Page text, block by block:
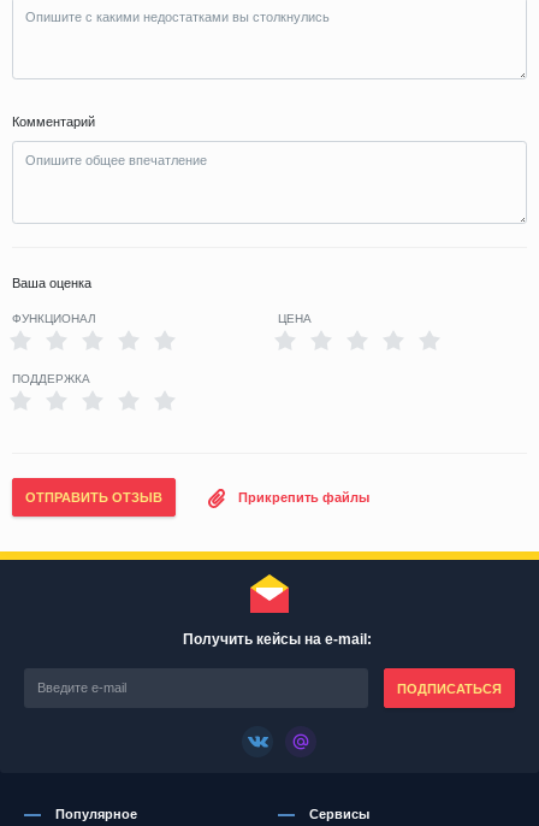
Комментарий
Ваша оценка
ФУНКЦИОНАЛ ЦЕНА
ПОДДЕРЖКА
ОТПРАВИТЬ ОТЗЫВ Прикрепить файлы
Получить кейсы на e-mail:
ПОДПИСАТЬСЯ
Популярное Сервисы